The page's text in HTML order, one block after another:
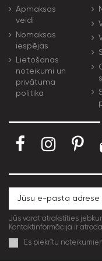
Apmaksas
veidi
Nomaksas
iespējas
Lietošanas
noteikumi un
privātuma
politika
Jūs varat atrakstīties
Kontaktinformācija ir
Es piekrītu